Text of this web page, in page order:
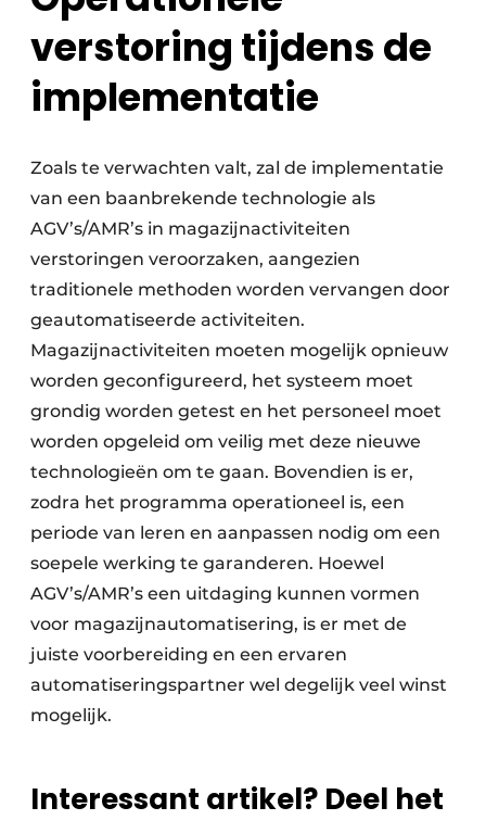
verstoring tijdens de
implementatie
Zoals te verwachten valt, zal de implementatie
van een baanbrekende technologie als
AGV’s/AMR’s in magazijnactiviteiten
verstoringen veroorzaken, aangezien
traditionele methoden worden vervangen door
geautomatiseerde activiteiten.
Magazijnactiviteiten moeten mogelijk opnieuw
worden geconfigureerd, het systeem moet
grondig worden getest en het personeel moet
worden opgeleid om veilig met deze nieuwe
technologieën om te gaan. Bovendien is er,
zodra het programma operationeel is, een
periode van leren en aanpassen nodig om een
soepele werking te garanderen. Hoewel
AGV’s/AMR’s een uitdaging kunnen vormen
voor magazijnautomatisering, is er met de
juiste voorbereiding en een ervaren
automatiseringspartner wel degelijk veel winst
mogelijk.
Interessant artikel? Deel het